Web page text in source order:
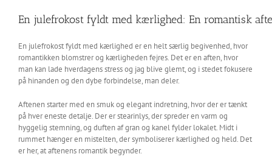
En julefrokost fyldt med kærlighed: En romantisk
En julefrokost fyldt med kærlighed er en helt særlig begivenhed, hvor
romantikken blomstrer og kærligheden fejres. Det er en aften, hvor
man kan lade hverdagens stress og jag blive glemt, og i stedet fokusere
på hinanden og den dybe forbindelse, man deler.
Aftenen starter med en smuk og elegant indretning, hvor der er tænkt
på hver eneste detalje. Der er stearinlys, der spreder en varm og
hyggelig stemning, og duften af gran og kanel fylder lokalet. Midt i
rummet hænger en mistelten, der symboliserer kærlighed og held. Det
er her, at aftenens romantik begynder.